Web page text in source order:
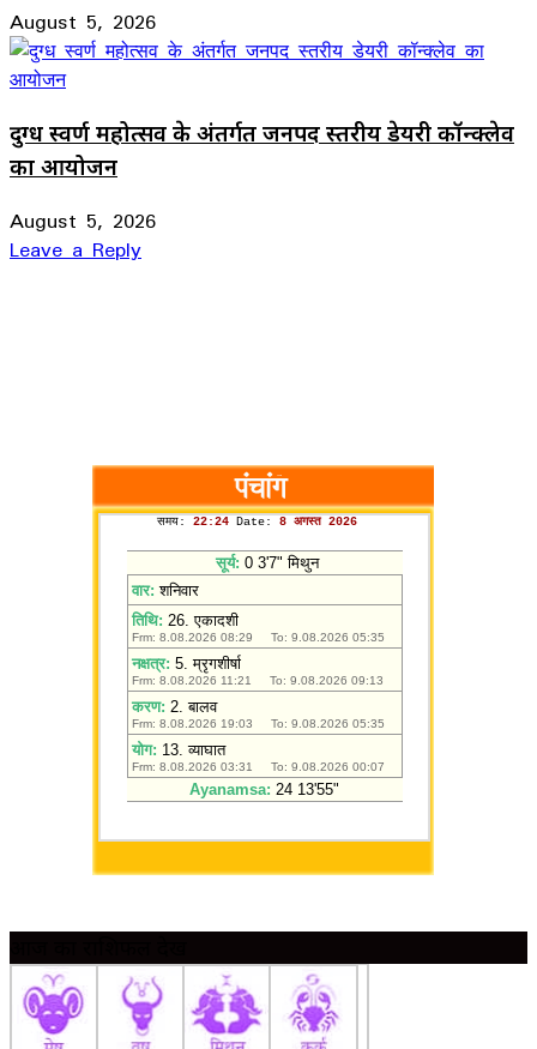
August 5, 2026
दुग्ध स्वर्ण महोत्सव के अंतर्गत जनपद स्तरीय डेयरी कॉन्क्लेव
का आयोजन
August 5, 2026
Leave a Reply